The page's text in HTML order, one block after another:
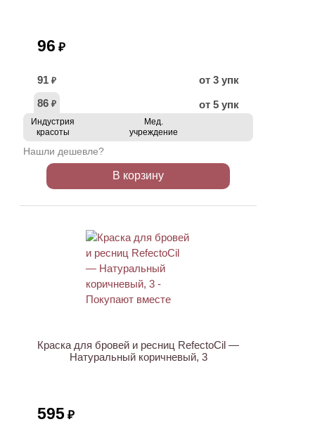
96 ₽
91 ₽
от 3 упк
86 ₽ от 5 упк
Индустрия
красоты
Мед.
учреждение
Нашли дешевле?
В корзину
Краска для бровей и ресниц RefectoCil —
Натуральный коричневый, 3
595 ₽